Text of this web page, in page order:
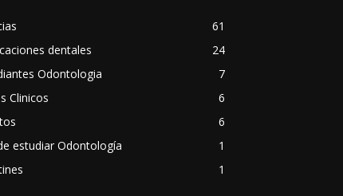
61
dentales
24
Odontologia
7
Clinicos
6
6
estudiar Odontología
1
1